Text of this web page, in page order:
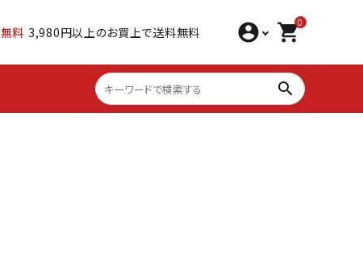
料 3,980円以上のお買上で送料無料 account_circle 0
shopping_cart
search